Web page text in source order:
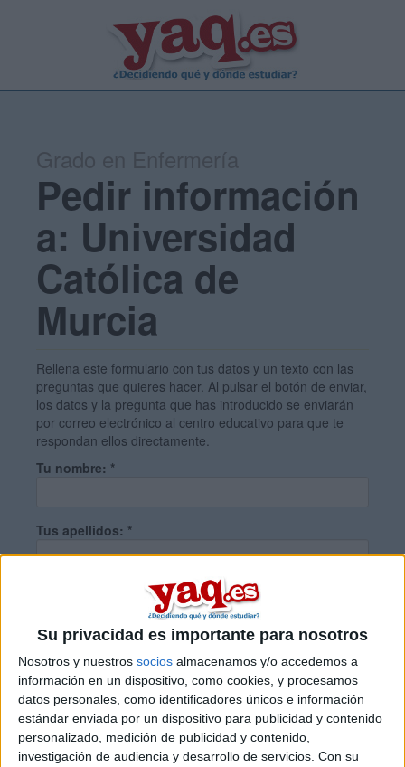
Su privacidad es importante para nosotros
Nosotros y nuestros socios almacenamos y/o accedemos a
información en un dispositivo, como cookies, y procesamos
datos personales, como identificadores únicos e información
estándar enviada por un dispositivo para publicidad y contenido
personalizado, medición de publicidad y contenido,
investigación de audiencia y desarrollo de servicios. Con su
Pedir información
a: Universidad
Católica de
Murcia
Rellena este formulario con tus datos y un texto con las
preguntas que quieres hacer. Al pulsar el botón de enviar,
los datos y la pregunta que has introducido se enviarán
por correo electrónico al centro educativo para que te
respondan ellos directamente.
Tu nombre: *
Tus apellidos: *
¿Qué quieres preguntar?*